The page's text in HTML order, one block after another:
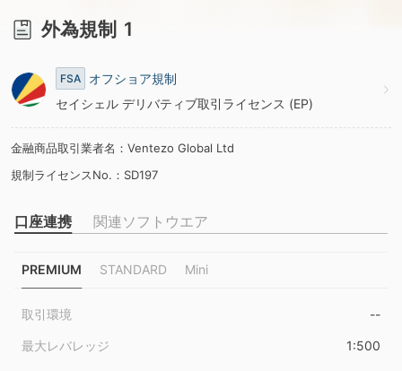
7
8
外為規制 1
FSA
オフショア規制
セイシェル デリバティブ取引ライセンス (EP)
金融商品取引業者名：Ventezo Global Ltd
規制ライセンスNo.：SD197
口座連携 関連ソフトウエア
PREMIUM STANDARD Mini
取引環境 --
最大レバレッジ 1:500